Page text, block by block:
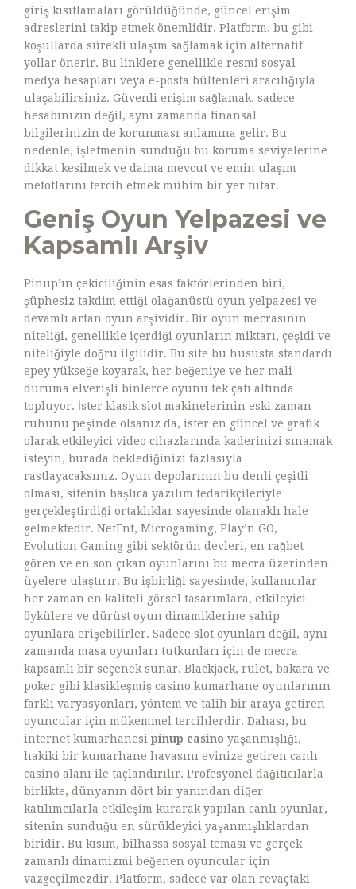
giriş kısıtlamaları görüldüğünde, güncel erişim
adreslerini takip etmek önemlidir. Platform, bu gibi
koşullarda sürekli ulaşım sağlamak için alternatif
yollar önerir. Bu linklere genellikle resmi sosyal
medya hesapları veya e-posta bültenleri aracılığıyla
ulaşabilirsiniz. Güvenli erişim sağlamak, sadece
hesabınızın değil, aynı zamanda finansal
bilgilerinizin de korunması anlamına gelir. Bu
nedenle, işletmenin sunduğu bu koruma seviyelerine
dikkat kesilmek ve daima mevcut ve emin ulaşım
metotlarını tercih etmek mühim bir yer tutar.
Geniş Oyun Yelpazesi ve
Kapsamlı Arşiv
Pinup’ın çekiciliğinin esas faktörlerinden biri,
şüphesiz takdim ettiği olağanüstü oyun yelpazesi ve
devamlı artan oyun arşividir. Bir oyun mecrasının
niteliği, genellikle içerdiği oyunların miktarı, çeşidi ve
niteliğiyle doğru ilgilidir. Bu site bu hususta standardı
epey yükseğe koyarak, her beğeniye ve her mali
duruma elverişli binlerce oyunu tek çatı altında
topluyor. İster klasik slot makinelerinin eski zaman
ruhunu peşinde olsanız da, ister en güncel ve grafik
olarak etkileyici video cihazlarında kaderinizi sınamak
isteyin, burada beklediğinizi fazlasıyla
rastlayacaksınız. Oyun depolarının bu denli çeşitli
olması, sitenin başlıca yazılım tedarikçileriyle
gerçekleştirdiği ortaklıklar sayesinde olanaklı hale
gelmektedir. NetEnt, Microgaming, Play’n GO,
Evolution Gaming gibi sektörün devleri, en rağbet
gören ve en son çıkan oyunlarını bu mecra üzerinden
üyelere ulaştırır. Bu işbirliği sayesinde, kullanıcılar
her zaman en kaliteli görsel tasarımlara, etkileyici
öykülere ve dürüst oyun dinamiklerine sahip
oyunlara erişebilirler. Sadece slot oyunları değil, aynı
zamanda masa oyunları tutkunları için de mecra
kapsamlı bir seçenek sunar. Blackjack, rulet, bakara ve
poker gibi klasikleşmiş casino kumarhane oyunlarının
farklı varyasyonları, yöntem ve talih bir araya getiren
oyuncular için mükemmel tercihlerdir. Dahası, bu
internet kumarhanesi pinup casino yaşanmışlığı,
hakiki bir kumarhane havasını evinize getiren canlı
casino alanı ile taçlandırılır. Profesyonel dağıtıcılarla
birlikte, dünyanın dört bir yanından diğer
katılımcılarla etkileşim kurarak yapılan canlı oyunlar,
sitenin sunduğu en sürükleyici yaşanmışlıklardan
biridir. Bu kısım, bilhassa sosyal teması ve gerçek
zamanlı dinamizmi beğenen oyuncular için
vazgeçilmezdir. Platform, sadece var olan revaçtaki